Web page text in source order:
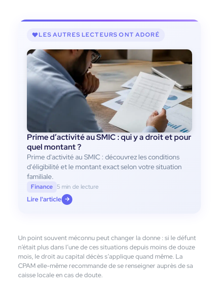
LES AUTRES LECTEURS ONT ADORÉ
Prime d’activité au SMIC : qui y a droit et pour
quel montant ?
Prime d'activité au SMIC : découvrez les conditions
d'éligibilité et le montant exact selon votre situation
familiale.
Finance 5 min de lecture
Lire l'article →
Un point souvent méconnu peut changer la donne : si le défunt
n’était plus dans l’une de ces situations depuis moins de douze
mois, le droit au capital décès s’applique quand même. La
CPAM elle-même recommande de se renseigner auprès de sa
caisse locale en cas de doute.